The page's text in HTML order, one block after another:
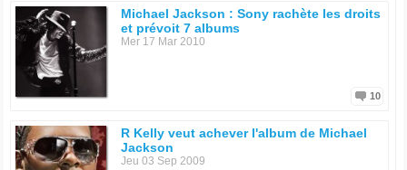
Michael Jackson : Sony rachète les droits
et prévoit 7 albums
Mer 17 Mar 2010
10
R Kelly veut achever l'album de Michael
Jackson
Jeu 03 Sep 2009